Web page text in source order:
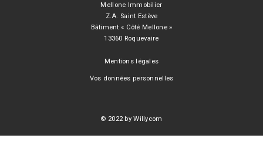
Mellone Immobilier
Z.A. Saint Estève
Bâtiment « Côté Mellone »
13360 Roquevaire
Mentions légales
Vos données personnelles
© 2022 by Willycom